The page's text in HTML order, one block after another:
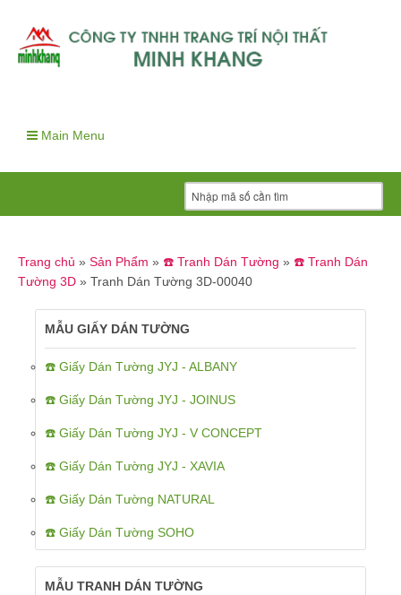
Main Menu
Trang chủ » Sản Phẩm » ☎️ Tranh Dán Tường » ☎️ Tranh Dán
Tường 3D » Tranh Dán Tường 3D-00040
MẪU GIẤY DÁN TƯỜNG
☎️ Giấy Dán Tường JYJ - ALBANY
☎️ Giấy Dán Tường JYJ - JOINUS
☎️ Giấy Dán Tường JYJ - V CONCEPT
☎️ Giấy Dán Tường JYJ - XAVIA
☎️ Giấy Dán Tường NATURAL
☎️ Giấy Dán Tường SOHO
MẪU TRANH DÁN TƯỜNG